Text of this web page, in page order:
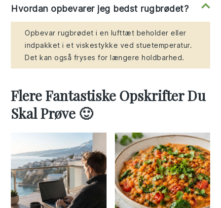
Hvordan opbevarer jeg bedst rugbrødet?
Opbevar rugbrødet i en lufttæt beholder eller
indpakket i et viskestykke ved stuetemperatur.
Det kan også fryses for længere holdbarhed.
Flere Fantastiske Opskrifter Du
Skal Prøve 🙂